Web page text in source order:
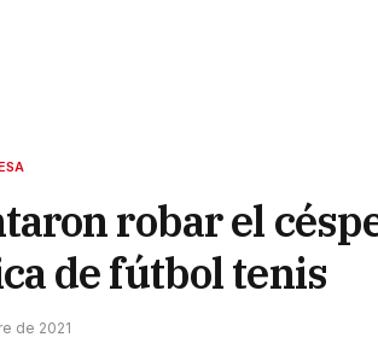
robar el
de fútbol tenis
de 2021